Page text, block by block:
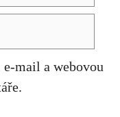
mail a webovou